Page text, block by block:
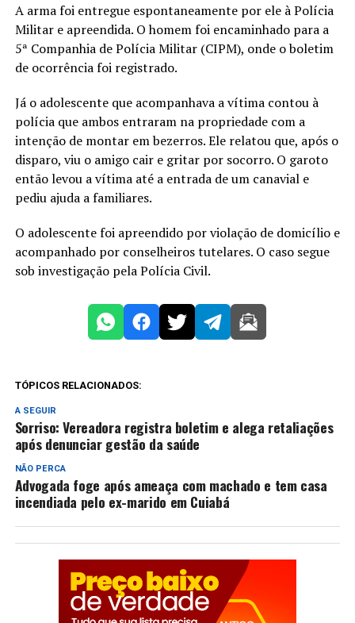
A arma foi entregue espontaneamente por ele à Polícia
Militar e apreendida. O homem foi encaminhado para a
5ª Companhia de Polícia Militar (CIPM), onde o boletim
de ocorrência foi registrado.
Já o adolescente que acompanhava a vítima contou à
polícia que ambos entraram na propriedade com a
intenção de montar em bezerros. Ele relatou que, após o
disparo, viu o amigo cair e gritar por socorro. O garoto
então levou a vítima até a entrada de um canavial e
pediu ajuda a familiares.
O adolescente foi apreendido por violação de domicílio e
acompanhado por conselheiros tutelares. O caso segue
sob investigação pela Polícia Civil.
TÓPICOS RELACIONADOS:
A SEGUIR
Sorriso: Vereadora registra boletim e alega retaliações
após denunciar gestão da saúde
NÃO PERCA
Advogada foge após ameaça com machado e tem casa
incendiada pelo ex-marido em Cuiabá